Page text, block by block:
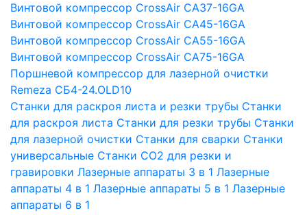
Винтовой компрессор CrossAir CA37-16GA
Винтовой компрессор CrossAir CA45-16GA
Винтовой компрессор CrossAir CA55-16GA
Винтовой компрессор CrossAir CA75-16GA
Поршневой компрессор для лазерной очистки
Remeza СБ4-24.OLD10
Станки для раскроя листа и резки трубы Станки
для раскроя листа Станки для резки трубы Станки
для лазерной очистки Станки для сварки Станки
универсальные Станки СО2 для резки и
гравировки Лазерные аппараты 3 в 1 Лазерные
аппараты 4 в 1 Лазерные аппараты 5 в 1 Лазерные
аппараты 6 в 1